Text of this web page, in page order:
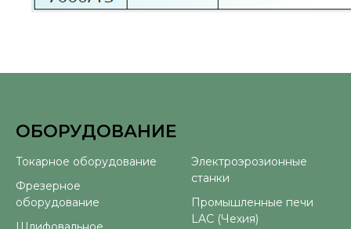
ОБОРУДОВАНИЕ
Токарное оборудование
Фрезерное
оборудование
Электроэрозионные
станки
Промышленные печи
LAC (Чехия)